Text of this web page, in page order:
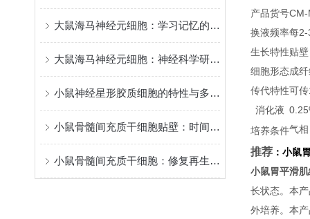
大鼠海马神经元细胞：学习记忆的核心模型
大鼠海马神经元细胞：神经科学研究的关键实验材料
小鼠神经星形胶质细胞的特性与多元功能
小鼠骨髓间充质干细胞贴壁：时间背后的“生命律动”
小鼠骨髓间充质干细胞：修复再生的潜力之星
产品货号CM-
换液频率每2-
生长特性贴壁
细胞形态成
传代特性可
消化液
培养条件气
推荐 ： 小鼠
小鼠胃平滑
长状态。本
外培养。本